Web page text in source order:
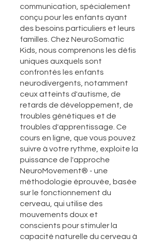
communication, spécialement
conçu pour les enfants ayant
des besoins particuliers et leurs
familles. Chez NeuroSomatic
Kids, nous comprenons les défis
uniques auxquels sont
confrontés les enfants
neurodivergents, notamment
ceux atteints d'autisme, de
retards de développement, de
troubles génétiques et de
troubles d'apprentissage. Ce
cours en ligne, que vous pouvez
suivre à votre rythme, exploite la
puissance de l'approche
NeuroMovement® - une
méthodologie éprouvée, basée
sur le fonctionnement du
cerveau, qui utilise des
mouvements doux et
conscients pour stimuler la
capacité naturelle du cerveau à